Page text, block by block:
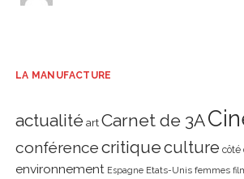
LA MANUFACTURE
actualité art Carnet de 3A
conférencecritiqueculture côté
environnement Espagne Etats-Unis femmes